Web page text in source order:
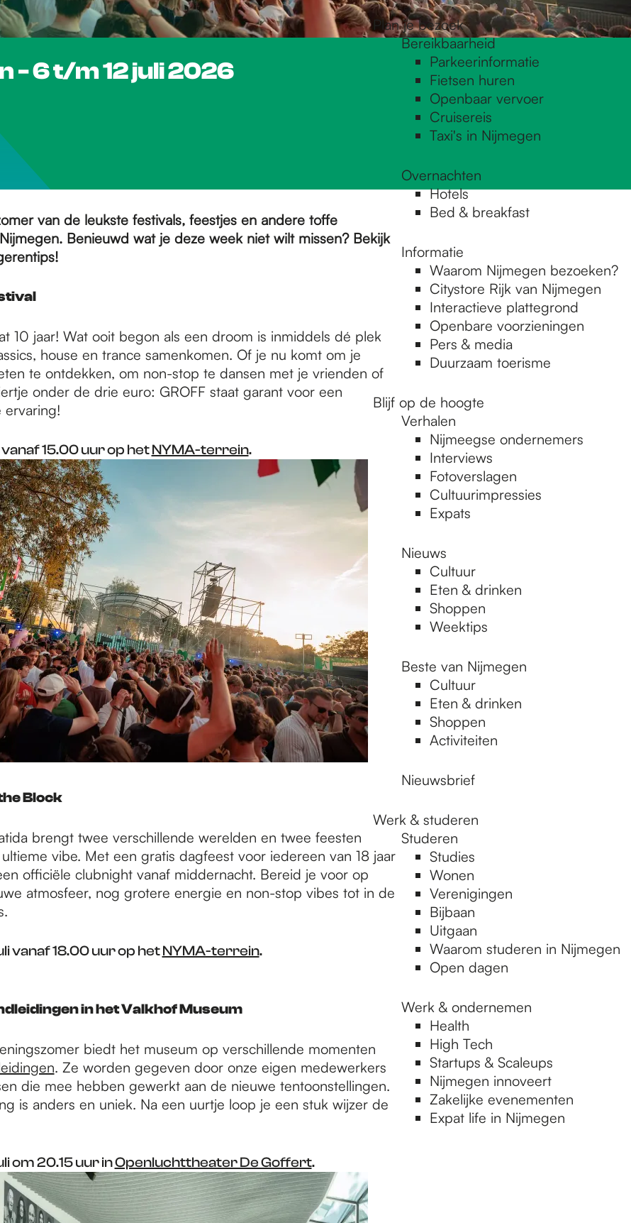
Plan je bezoek
Bereikbaarheid
Parkeerinformatie
Fietsen huren
Openbaar vervoer
Cruisereis
Taxi's in Nijmegen
Overnachten
Hotels
Bed & breakfast
Informatie
Waarom Nijmegen bezoeken?
Citystore Rijk van Nijmegen
Interactieve plattegrond
Openbare voorzieningen
Pers & media
Duurzaam toerisme
Blijf op de hoogte
Verhalen
Nijmeegse ondernemers
Interviews
Fotoverslagen
Cultuurimpressies
Expats
Nieuws
Cultuur
Eten & drinken
Shoppen
Weektips
Beste van Nijmegen
Cultuur
Eten & drinken
Shoppen
Activiteiten
Nieuwsbrief
Werk & studeren
Studeren
Studies
Wonen
Verenigingen
Bijbaan
Uitgaan
Waarom studeren in Nijmegen
Open dagen
Werk & ondernemen
Health
High Tech
Startups & Scaleups
Nijmegen innoveert
Zakelijke evenementen
Expat life in Nijmegen
- 6 t/m 12 juli 2026
van de leukste festivals, feestjes en andere toffe
Benieuwd wat je deze week niet wilt missen? Bekijk
10 jaar! Wat ooit begon als een droom is inmiddels dé plek
house en trance samenkomen. Of je nu komt om je
te ontdekken, om non-stop te dansen met je vrienden of
onder de drie euro: GROFF staat garant voor een
ervaring!
vanaf 15.00 uur op hetNYMA-terrein.
Block
brengt twee verschillende werelden en twee feesten
vibe. Met een gratis dagfeest voor iedereen van 18 jaar
officiële clubnight vanaf middernacht. Bereid je voor op
atmosfeer, nog grotere energie en non-stop vibes tot in de
vanaf 18.00 uur op hetNYMA-terrein.
in het Valkhof Museum
biedt het museum op verschillende momenten
. Ze worden gegeven door onze eigen medewerkers
die mee hebben gewerkt aan de nieuwe tentoonstellingen.
is anders en uniek. Na een uurtje loop je een stuk wijzer de
om 20.15 uur inOpenluchttheater De Goffert.